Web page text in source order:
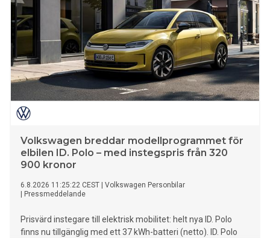
Volkswagen breddar modellprogrammet för
elbilen ID. Polo – med instegspris från 320
900 kronor
6.8.2026 11:25:22 CEST
Volkswagen Personbilar
Pressmeddelande
Prisvärd instegare till elektrisk mobilitet: helt nya ID. Polo
finns nu tillgänglig med ett 37 kWh-batteri (netto). ID. Polo